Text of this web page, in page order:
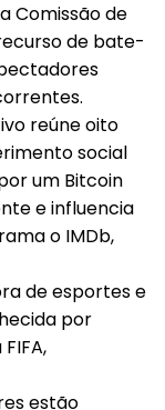
Comissão de
de bate-
reúne oito
social
um Bitcoin
e influencia
o IMDb,
de esportes e
por
estão